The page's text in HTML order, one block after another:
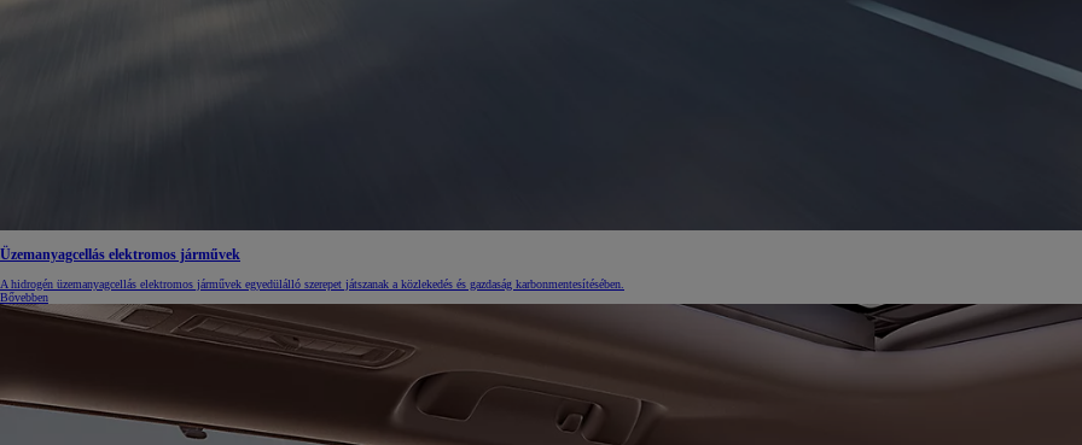
HYBRID
Üzemanyagcellás elektromos járművek
A hidrogén üzemanyagcellás elektromos járművek egyedülálló szerepet játszanak a közlekedés és gazdaság karbonmentesítésében.
Bővebben